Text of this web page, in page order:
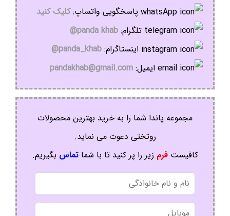
پاسخگویی واتساپ:کلیک کنید
تلگرام: panda khab@
اینستاگرام: panda_khab@
ایمیل: pandakhab@gmail.com
مجموعه پاندا شما را به خرید بهترین محصولات
روتختی دعوت می نماید.
کافیستفرم زیر را پر کنید تا با شماتماس بگیریم.
نام
و
نام
خانوادگی
موبایل